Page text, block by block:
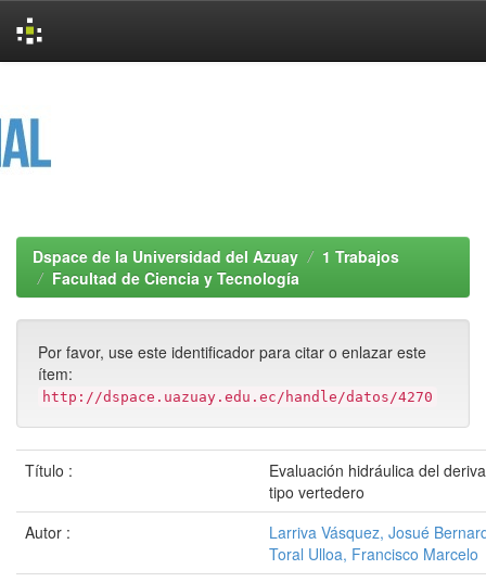
Dspace de la Universidad del Azuay
1 Trabajos
Facultad de Ciencia y Tecnología
Por favor, use este identificador para citar o enlazar este
ítem:
http://dspace.uazuay.edu.ec/handle/datos/4270
Título :
Evaluación hidráulica del
tipo vertedero
Autor :
Larriva Vásquez, Josué
Toral Ulloa, Francisco Marcelo